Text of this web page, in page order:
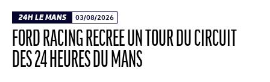
24H LE MANS 03/08/2026
FORD RACING RECRÉE UN TOUR DU CIRCUIT
DES 24 HEURES DU MANS